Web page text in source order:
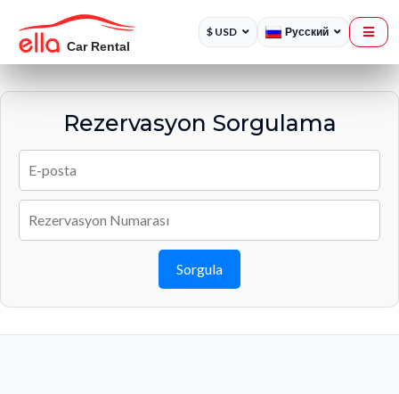
$ USD Русский
Rezervasyon Sorgulama
Sorgula